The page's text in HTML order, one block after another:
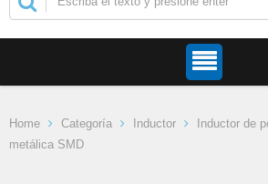
Home Categoría Inductor
Inductor de
metálica SMD